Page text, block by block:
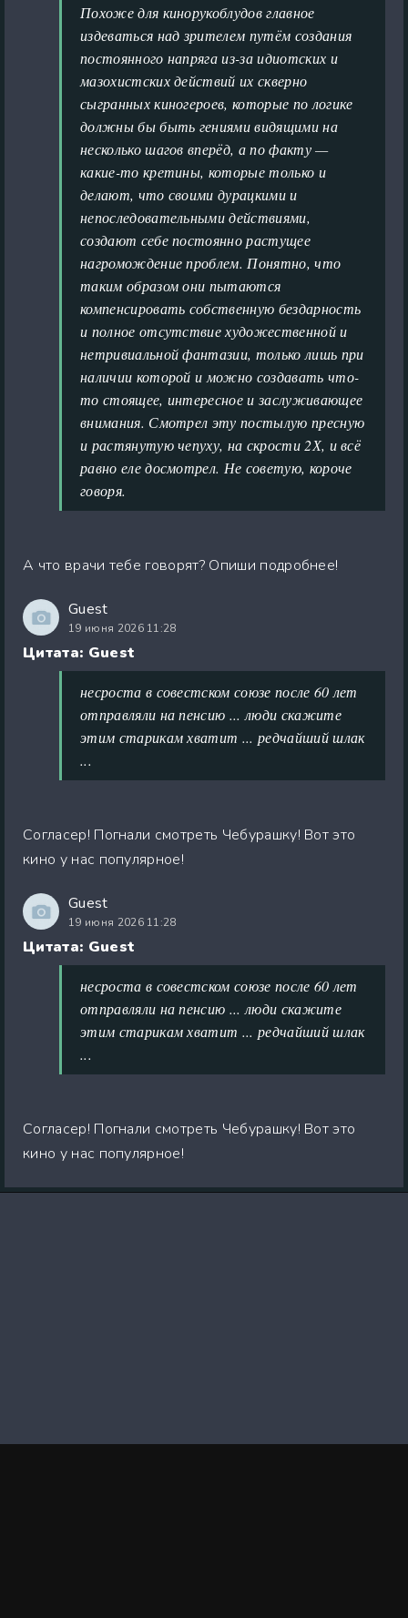
Похоже для кинорукоблудов главное
издеваться над зрителем путём создания
постоянного напряга из-за идиотских и
мазохистских действий их скверно
сыгранных киногероев, которые по логике
должны бы быть гениями видящими на
несколько шагов вперёд, а по факту —
какие-то кретины, которые только и
делают, что своими дурацкими и
непоследовательными действиями,
создают себе постоянно растущее
нагромождение проблем. Понятно, что
таким образом они пытаются
компенсировать собственную бездарность
и полное отсутствие художественной и
нетривиальной фантазии, только лишь при
наличии которой и можно создавать что-
то стоящее, интересное и заслуживающее
внимания. Смотрел эту постылую пресную
и растянутую чепуху, на скрости 2Х, и всё
равно еле досмотрел. Не советую, короче
говоря.
А что врачи тебе говорят? Опиши подробнее!
Guest
19 июня 2026 11:28
Цитата: Guest
несроста в совестском союзе после 60 лет
отправляли на пенсию ... люди скажите
этим старикам хватит ... редчайший шлак
...
Согласер! Погнали смотреть Чебурашку! Вот это
кино у нас популярное!
Guest
19 июня 2026 11:28
Цитата: Guest
несроста в совестском союзе после 60 лет
отправляли на пенсию ... люди скажите
этим старикам хватит ... редчайший шлак
...
Согласер! Погнали смотреть Чебурашку! Вот это
кино у нас популярное!